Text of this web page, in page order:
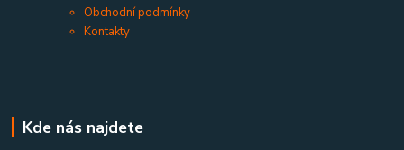
Obchodní podmínky
Kontakty
Kde nás najdete